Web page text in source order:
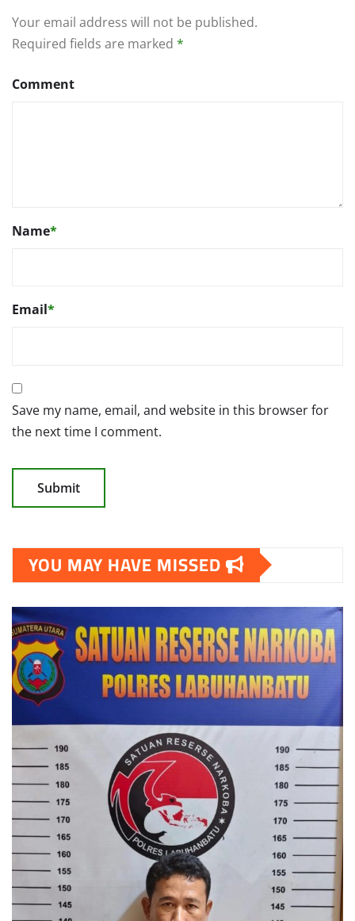
Your email address will not be published.
Required fields are marked *
Comment
Name*
Email*
Save my name, email, and website in this browser for
the next time I comment.
YOU MAY HAVE MISSED